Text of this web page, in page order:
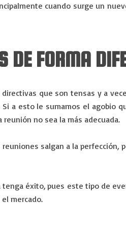
cuando surge un
DE FORMA
que son tensas y a
a esto le sumamos el agobio
no sea la más adecuada.
salgan a la perfección,
éxito, pues este tipo de
mercado.